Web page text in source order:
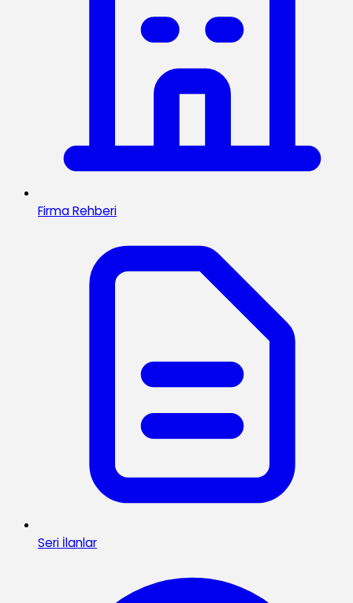
Firma Rehberi
Seri İlanlar